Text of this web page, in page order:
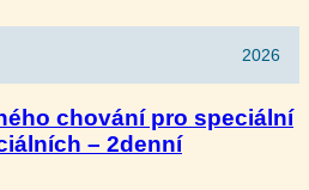
2026
chování pro speciální
– 2denní